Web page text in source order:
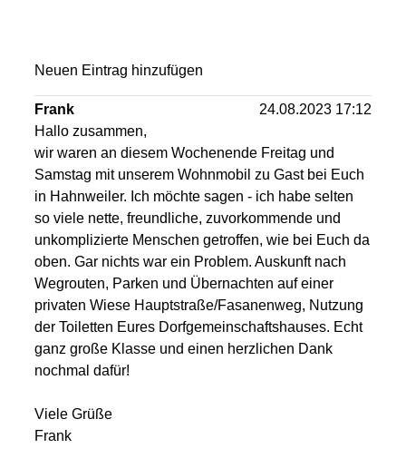
Neuen Eintrag hinzufügen
Frank
24.08.2023 17:12
Hallo zusammen,
wir waren an diesem Wochenende Freitag und
Samstag mit unserem Wohnmobil zu Gast bei Euch
in Hahnweiler. Ich möchte sagen - ich habe selten
so viele nette, freundliche, zuvorkommende und
unkomplizierte Menschen getroffen, wie bei Euch da
oben. Gar nichts war ein Problem. Auskunft nach
Wegrouten, Parken und Übernachten auf einer
privaten Wiese Hauptstraße/Fasanenweg, Nutzung
der Toiletten Eures Dorfgemeinschaftshauses. Echt
ganz große Klasse und einen herzlichen Dank
nochmal dafür!
Viele Grüße
Frank